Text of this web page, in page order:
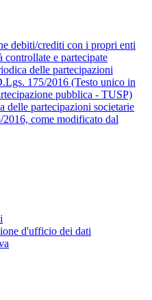
debiti/crediti con i propri enti
controllate e partecipate
delle partecipazioni
175/2016 (Testo unico in
pubblica - TUSP)
delle partecipazioni societarie
come modificato dal
d'ufficio dei dati